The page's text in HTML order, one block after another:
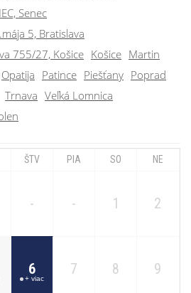
Senec
5, Bratislava
755/27, Košice Košice Martin
Opatija Patince Piešťany Poprad
Trnava Veľká Lomnica
ŠTV PIA SO NE
- - 1 2
6
+ viac
7 8 9